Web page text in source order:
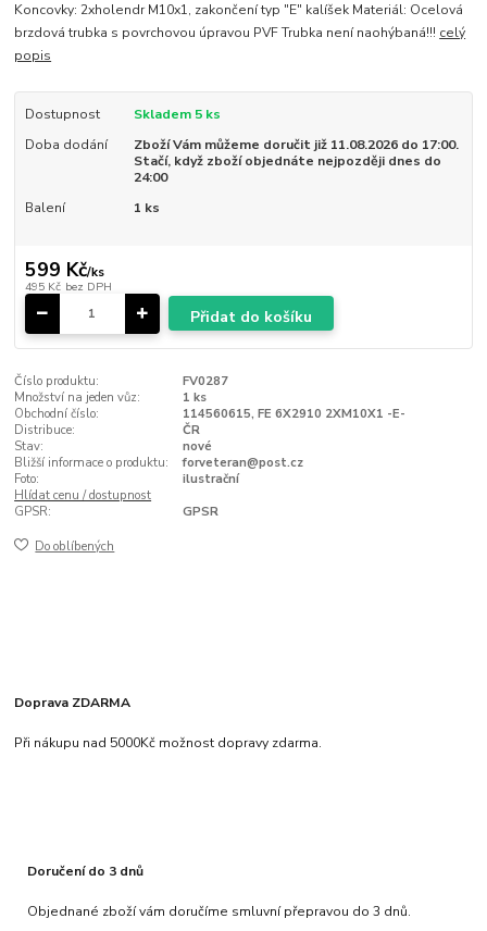
Koncovky: 2xholendr M10x1, zakončení typ "E" kalíšek Materiál: Ocelová
brzdová trubka s povrchovou úpravou PVF Trubka není naohýbaná!!! celý
popis
Dostupnost
Skladem 5 ks
Doba dodání
Zboží Vám můžeme doručit již 11.08.2026 do 17:00.
Stačí, když zboží objednáte nejpozději dnes do
24:00
Balení
1 ks
599 Kč/ks
495 Kč bez DPH
Přidat do košíku
Číslo produktu:
FV0287
Množství na jeden vůz:
1 ks
Obchodní číslo:
114560615, FE 6X2910 2XM10X1 -E-
Distribuce:
ČR
Stav:
nové
Bližší informace o produktu:
forveteran@post.cz
Foto:
ilustrační
Hlídat cenu / dostupnost
GPSR:
GPSR
Do oblíbených
Doprava ZDARMA
Při nákupu nad 5000Kč možnost dopravy zdarma.
Doručení do 3 dnů
Objednané zboží vám doručíme smluvní přepravou do 3 dnů.